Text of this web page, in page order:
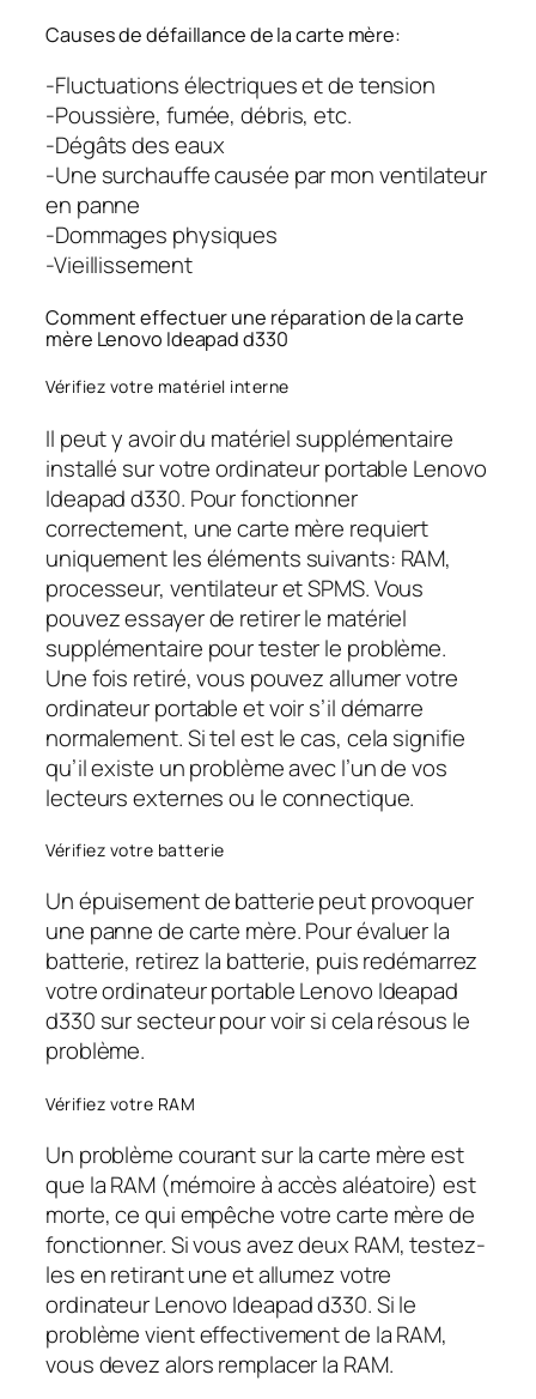
Causes de défaillance de la carte mère:
-Fluctuations électriques et de tension
-Poussière, fumée, débris, etc.
-Dégâts des eaux
-Une surchauffe causée par mon ventilateur
en panne
-Dommages physiques
-Vieillissement
Comment effectuer une réparation de la carte
mère Lenovo Ideapad d330
Vérifiez votre matériel interne
Il peut y avoir du matériel supplémentaire
installé sur votre ordinateur portable Lenovo
Ideapad d330. Pour fonctionner
correctement, une carte mère requiert
uniquement les éléments suivants: RAM,
processeur, ventilateur et SPMS. Vous
pouvez essayer de retirer le matériel
supplémentaire pour tester le problème.
Une fois retiré, vous pouvez allumer votre
ordinateur portable et voir s’il démarre
normalement. Si tel est le cas, cela signifie
qu’il existe un problème avec l’un de vos
lecteurs externes ou le connectique.
Vérifiez votre batterie
Un épuisement de batterie peut provoquer
une panne de carte mère. Pour évaluer la
batterie, retirez la batterie, puis redémarrez
votre ordinateur portable Lenovo Ideapad
d330 sur secteur pour voir si cela résous le
problème.
Vérifiez votre RAM
Un problème courant sur la carte mère est
que la RAM (mémoire à accès aléatoire) est
morte, ce qui empêche votre carte mère de
fonctionner. Si vous avez deux RAM, testez-
les en retirant une et allumez votre
ordinateur Lenovo Ideapad d330. Si le
problème vient effectivement de la RAM,
vous devez alors remplacer la RAM.